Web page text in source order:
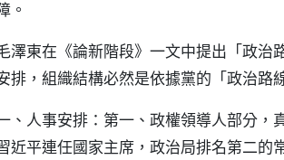
。
澤東在《論新階段》一文中提出「政治
排，組織結構必然是依據黨的「政治路
、人事安排：第一、政權領導人部分，
近平連任國家主席，政治局排名第二的